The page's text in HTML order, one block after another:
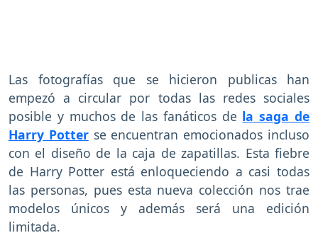
Las fotografías que se hicieron publicas han
empezó a circular por todas las redes sociales
posible y muchos de las fanáticos de la saga de
Harry Potterse encuentran emocionados incluso
con el diseño de la caja de zapatillas. Esta fiebre
de Harry Potter está enloqueciendo a casi todas
las personas, pues esta nueva colección nos trae
modelos únicos y además será una edición
limitada.